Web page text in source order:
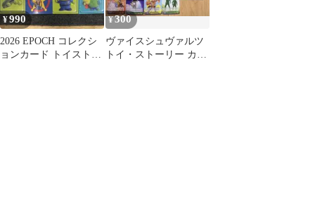
¥990
2026 EPOCH コレクシ
ョンカード トイストー
¥300
ヴァイスシュヴァルツ
トイ・ストーリー カー